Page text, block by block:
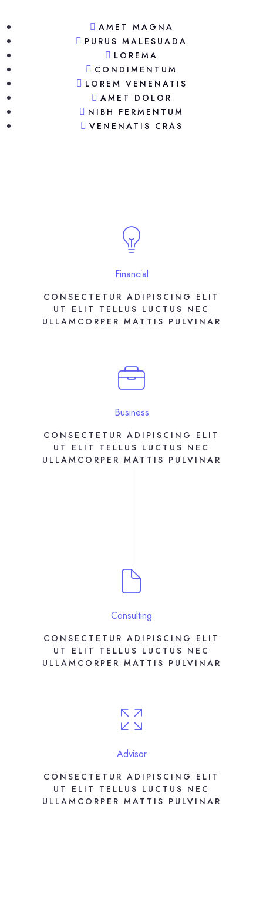
AMET MAGNA
PURUS MALESUADA
LOREMA
CONDIMENTUM
LOREM VENENATIS
AMET DOLOR
NIBH FERMENTUM
VENENATIS CRAS
Financial
CONSECTETUR ADIPISCING ELIT
UT ELIT TELLUS LUCTUS NEC
ULLAMCORPER MATTIS PULVINAR
Business
CONSECTETUR ADIPISCING ELIT
UT ELIT TELLUS LUCTUS NEC
ULLAMCORPER MATTIS PULVINAR
Consulting
CONSECTETUR ADIPISCING ELIT
UT ELIT TELLUS LUCTUS NEC
ULLAMCORPER MATTIS PULVINAR
Advisor
CONSECTETUR ADIPISCING ELIT
UT ELIT TELLUS LUCTUS NEC
ULLAMCORPER MATTIS PULVINAR